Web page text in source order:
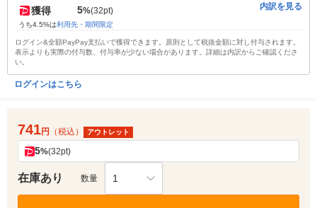
獲得 5%(32pt)
うち4.5%は利用先・期間限定
内訳を見る
ログイン&全額PayPay支払いで獲得できます。原則として税抜金額に対し付与されます。
表示よりも実際の付与数、付与率が少ない場合があります。詳細は内訳からご確認くださ
い。
ログインはこちら
741円 （税込） アウトレット
5%(32pt)
在庫あり 数量 1